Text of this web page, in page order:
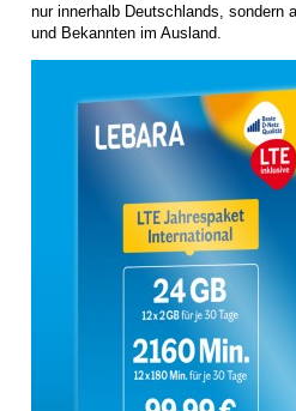
nur innerhalb Deutschlands, sondern
und Bekannten im Ausland.